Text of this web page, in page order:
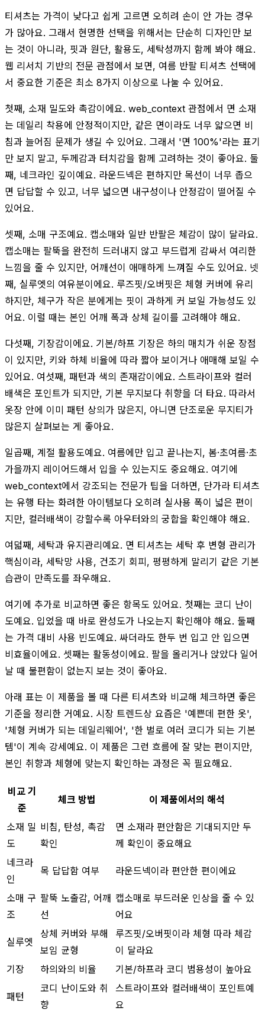
티셔츠는 가격이 낮다고 쉽게 고르면 오히려 손이 안 가는 경우
가 많아요. 그래서 현명한 선택을 위해서는 단순히 디자인만 보
는 것이 아니라, 핏과 원단, 활용도, 세탁성까지 함께 봐야 해요.
웹 리서치 기반의 전문 관점에서 보면, 여름 반팔 티셔츠 선택에
서 중요한 기준은 최소 8가지 이상으로 나눌 수 있어요.
첫째, 소재 밀도와 촉감이에요. web_context 관점에서 면 소재
는 데일리 착용에 안정적이지만, 같은 면이라도 너무 얇으면 비
침과 늘어짐 문제가 생길 수 있어요. 그래서 '면 100%'라는 표기
만 보지 말고, 두께감과 터치감을 함께 고려하는 것이 좋아요. 둘
째, 네크라인 깊이예요. 라운드넥은 편하지만 목선이 너무 좁으
면 답답할 수 있고, 너무 넓으면 내구성이나 안정감이 떨어질 수
있어요.
셋째, 소매 구조예요. 캡소매와 일반 반팔은 체감이 많이 달라요.
캡소매는 팔뚝을 완전히 드러내지 않고 부드럽게 감싸서 여리한
느낌을 줄 수 있지만, 어깨선이 애매하게 느껴질 수도 있어요. 넷
째, 실루엣의 여유분이에요. 루즈핏/오버핏은 체형 커버에 유리
하지만, 체구가 작은 분에게는 핏이 과하게 커 보일 가능성도 있
어요. 이럴 때는 본인 어깨 폭과 상체 길이를 고려해야 해요.
다섯째, 기장감이에요. 기본/하프 기장은 하의 매치가 쉬운 장점
이 있지만, 키와 하체 비율에 따라 짧아 보이거나 애매해 보일 수
있어요. 여섯째, 패턴과 색의 존재감이에요. 스트라이프와 컬러
배색은 포인트가 되지만, 기본 무지보다 취향을 더 타요. 따라서
옷장 안에 이미 패턴 상의가 많은지, 아니면 단조로운 무지티가
많은지 살펴보는 게 좋아요.
일곱째, 계절 활용도예요. 여름에만 입고 끝나는지, 봄·초여름·초
가을까지 레이어드해서 입을 수 있는지도 중요해요. 여기에
web_context에서 강조되는 전문가 팁을 더하면, 단가라 티셔츠
는 유행 타는 화려한 아이템보다 오히려 실사용 폭이 넓은 편이
지만, 컬러배색이 강할수록 아우터와의 궁합을 확인해야 해요.
여덟째, 세탁과 유지관리예요. 면 티셔츠는 세탁 후 변형 관리가
핵심이라, 세탁망 사용, 건조기 회피, 평평하게 말리기 같은 기본
습관이 만족도를 좌우해요.
여기에 추가로 비교하면 좋은 항목도 있어요. 첫째는 코디 난이
도예요. 입었을 때 바로 완성도가 나오는지 확인해야 해요. 둘째
는 가격 대비 사용 빈도예요. 싸더라도 한두 번 입고 안 입으면
비효율이에요. 셋째는 활동성이에요. 팔을 올리거나 앉았다 일어
날 때 불편함이 없는지 보는 것이 좋아요.
아래 표는 이 제품을 볼 때 다른 티셔츠와 비교해 체크하면 좋은
기준을 정리한 거예요. 시장 트렌드상 요즘은 '예쁜데 편한 옷',
'체형 커버가 되는 데일리웨어', '한 벌로 여러 코디가 되는 기본
템'이 계속 강세예요. 이 제품은 그런 흐름에 잘 맞는 편이지만,
본인 취향과 체형에 맞는지 확인하는 과정은 꼭 필요해요.
비교 기
준
체크 방법 이 제품에서의 해석
소재 밀
도
비침, 탄성, 촉감
확인
면 소재라 편안함은 기대되지만 두
께 확인이 중요해요
네크라
인
목 답답함 여부 라운드넥이라 편안한 편이에요
소매 구
조
팔뚝 노출감, 어깨
선
캡소매로 부드러운 인상을 줄 수 있
어요
실루엣
상체 커버와 부해
보임 균형
루즈핏/오버핏이라 체형 따라 체감
이 달라요
기장
하의와의 비율 기본/하프라 코디 범용성이 높아요
패턴
코디 난이도와 취
향
스트라이프와 컬러배색이 포인트예
요